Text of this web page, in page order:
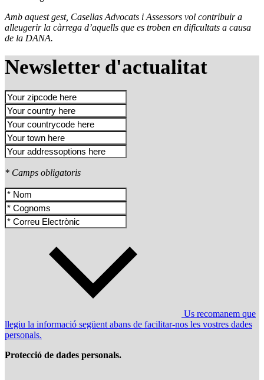
Amb aquest gest, Casellas Advocats i Assessors vol contribuir a
alleugerir la càrrega d’aquells que es troben en dificultats a causa
de la DANA.
Newsletter d'actualitat
* Camps obligatoris
Us recomanem que
llegiu la informació següent abans de facilitar-nos les vostres dades
personals.
Protecció de dades personals.